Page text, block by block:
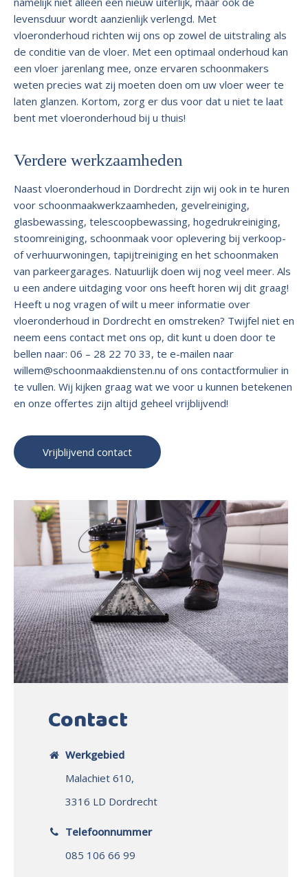
levensduur wordt aanzienlijk verlengd. Met
vloeronderhoud richten wij ons op zowel de uitstraling als
de conditie van de vloer. Met een optimaal onderhoud kan
een vloer jarenlang mee, onze ervaren schoonmakers
weten precies wat zij moeten doen om uw vloer weer te
laten glanzen. Kortom, zorg er dus voor dat u niet te laat
bent met vloeronderhoud bij u thuis!
Verdere werkzaamheden
Naast vloeronderhoud in Dordrecht zijn wij ook in te huren
voor schoonmaakwerkzaamheden, gevelreiniging,
glasbewassing, telescoopbewassing, hogedrukreiniging,
stoomreiniging, schoonmaak voor oplevering bij verkoop-
of verhuurwoningen, tapijtreiniging en het schoonmaken
van parkeergarages. Natuurlijk doen wij nog veel meer. Als
u een andere uitdaging voor ons heeft horen wij dit graag!
Heeft u nog vragen of wilt u meer informatie over
vloeronderhoud in Dordrecht en omstreken? Twijfel niet en
neem eens contact met ons op, dit kunt u doen door te
bellen naar: 06 – 28 22 70 33, te e-mailen naar
willem@schoonmaakdiensten.nu of ons contactformulier in
te vullen. Wij kijken graag wat we voor u kunnen betekenen
en onze offertes zijn altijd geheel vrijblijvend!
Vrijblijvend contact
Contact
Werkgebied
Malachiet 610,
3316 LD Dordrecht
Telefoonnummer
085 106 66 99